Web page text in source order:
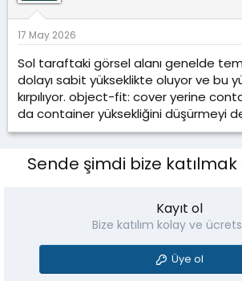
17 May 2026
Sol taraftaki görsel alanı genelde
dolayı sabit yükseklikte oluyor ve bu
kırpılıyor. object-fit: cover yerine
da container yüksekliğini düşürmeyi
Sende şimdi bize
Kayıt ol
Bize katılım kolay ve
Üye ol